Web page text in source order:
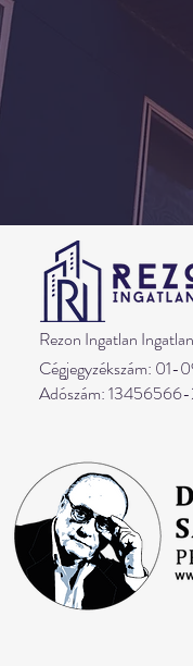
Rezon Ingatlan
Cégjegyzékszám:
Adószám: